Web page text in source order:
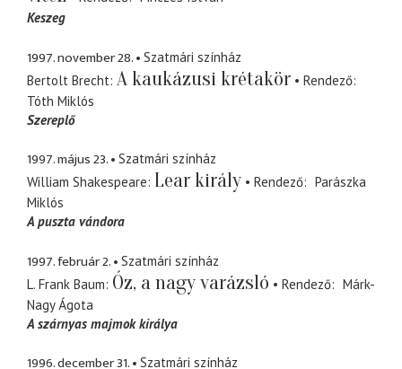
Keszeg
1997. november 28.
Szatmári színház
Bertolt Brecht A kaukázusi krétakör
Rendező
Tóth Miklós
Szereplő
1997. május 23.
Szatmári színház
William Shakespeare Lear király Rendező
Parászka
Miklós
A puszta vándora
1997. február 2.
Szatmári színház
L. Frank Baum Óz, a nagy varázsló Rendező
Márk-
Nagy Ágota
A szárnyas majmok királya
1996. december 31. Szatmári színház